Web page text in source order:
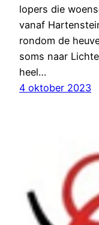
lopers die
vanaf
rondom de
soms naar
heel…
4 oktober 2023